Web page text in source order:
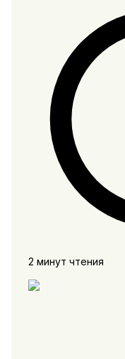
2 минут чтения